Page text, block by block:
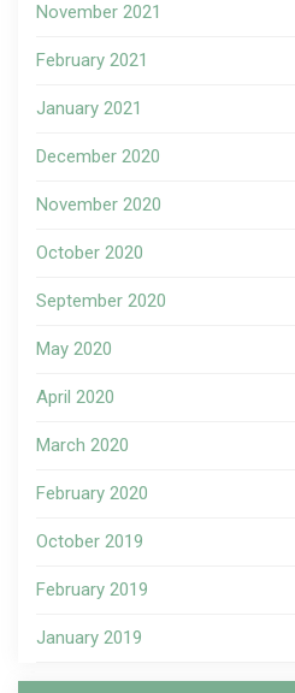
November 2021
February 2021
January 2021
December 2020
November 2020
October 2020
September 2020
May 2020
April 2020
March 2020
February 2020
October 2019
February 2019
January 2019